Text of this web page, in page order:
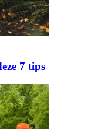
7 tips